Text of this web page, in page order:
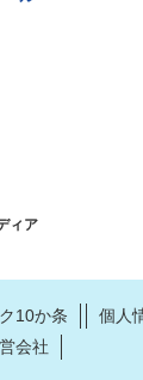
ィア
10か条
個人
会社